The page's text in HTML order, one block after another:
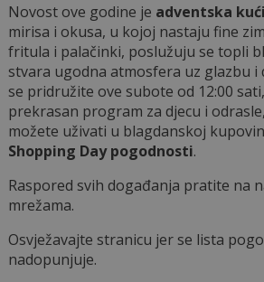
Novost ove godine je adventska
mirisa i okusa, u kojoj nastaju fine
fritula i palačinki, poslužuju se topli
stvara ugodna atmosfera uz glazbu i
se pridružite ove subote od 12:00
prekrasan program za djecu i
možete uživati u blagdanskoj
Shopping Day pogodnosti.
Raspored svih događanja pratite na
mrežama.
Osvježavajte stranicu jer se lista
nadopunjuje.